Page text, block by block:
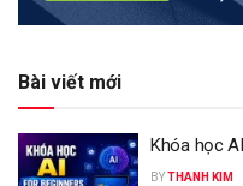
Bài viết mới
Khóa học
BYTHANH KIM